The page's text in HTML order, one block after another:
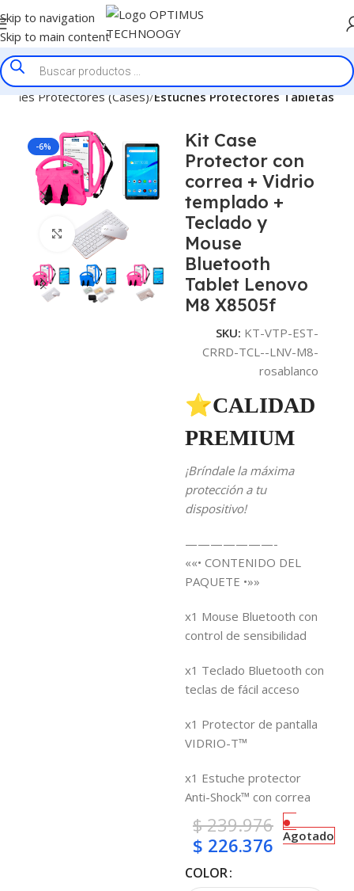
Skip to navigation
Skip to main content
Protectores (Cases) Estuches Protectores Tabletas
-6%
Click to enlarge
Kit Case
Protector con
correa + Vidrio
templado +
Teclado y
Mouse
Bluetooth
Tablet Lenovo
M8 X8505f
SKU: KT-VTP-EST-
CRRD-TCL--LNV-M8-
rosablanco
⭐CALIDAD
PREMIUM
¡Bríndale la máxima
protección a tu
dispositivo!
———————-
««• CONTENIDO DEL
PAQUETE •»»
x1 Mouse Bluetooth con
control de sensibilidad
x1 Teclado Bluetooth con
teclas de fácil acceso
x1 Protector de pantalla
VIDRIO-T™
x1 Estuche protector
Anti-Shock™ con correa
$239.976
$ 226.376 Agotado
COLOR